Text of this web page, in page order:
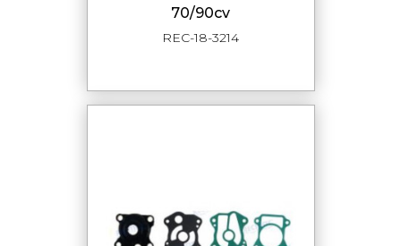
70/90cv
REC-18-3214